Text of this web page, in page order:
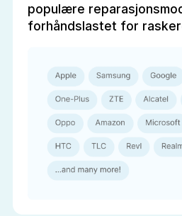
populære
forhåndslastet for